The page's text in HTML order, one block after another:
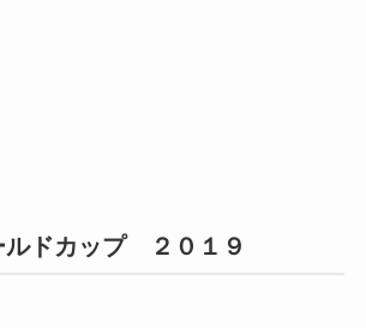
ルドカップ ２０１９